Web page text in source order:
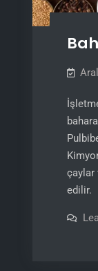
çaylar
edilir.